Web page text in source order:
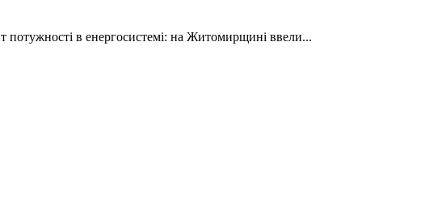
потужності в енергосистемі: на Житомирщині ввели...